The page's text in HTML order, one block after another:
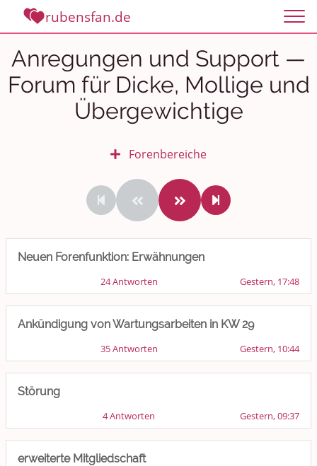
rubensfan.de
Anregungen und Support —
Forum für Dicke, Mollige und
Übergewichtige
Forenbereiche
Rundum Leben
Politik und Weltgeschehen
Smalltalk
Treffen und Stammtische
Ü100 Party - Fanecke
Gesundheit & Wellness
Shopping und Bekleidung
Neuen Forenfunktion: Erwähnungen
24 Antworten Gestern, 17:48
Ankündigung von Wartungsarbeiten in KW 29
35 Antworten Gestern, 10:44
Störung
4 Antworten Gestern, 09:37
erweiterte Mitgliedschaft